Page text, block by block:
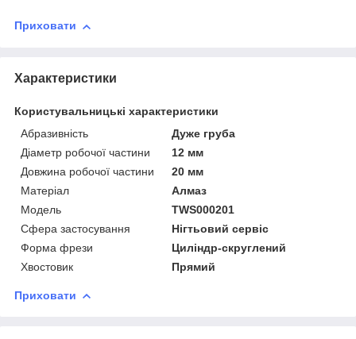
Приховати
Характеристики
Користувальницькі характеристики
Абразивність
Дуже груба
Діаметр робочої частини
12 мм
Довжина робочої частини
20 мм
Матеріал
Алмаз
Модель
TWS000201
Сфера застосування
Нігтьовий сервіс
Форма фрези
Циліндр-скруглений
Хвостовик
Прямий
Приховати